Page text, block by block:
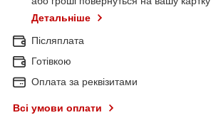
Детальніше
Післяплата
Готівкою
Оплата за реквізитами
Всі умови оплати